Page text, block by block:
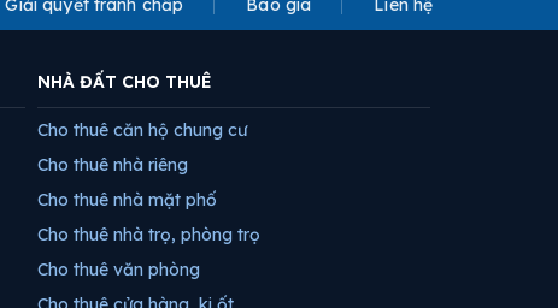
Giải quyết tranh chấp Báo giá Liên hệ
NHÀ ĐẤT CHO THUÊ
Cho thuê căn hộ chung cư
Cho thuê nhà riêng
Cho thuê nhà mặt phố
Cho thuê nhà trọ, phòng trọ
Cho thuê văn phòng